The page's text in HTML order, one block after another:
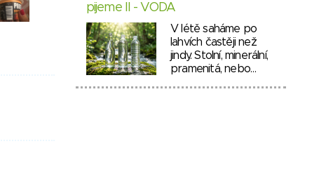
pijeme II - VODA
V létě saháme po
lahvích častěji než
jindy. Stolní, minerální,
pramenitá, nebo…